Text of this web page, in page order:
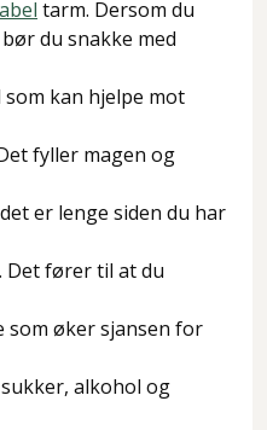
tarm. Dersom du
du snakke med
kan hjelpe mot
fyller magen og
er lenge siden du har
Det fører til at du
som øker sjansen for
alkohol og